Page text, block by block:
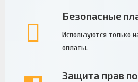
Безопасные
Используются только
оплаты.
Защита прав